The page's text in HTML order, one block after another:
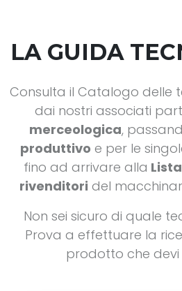
LA GUIDA
Consulta il Catalogo delle
dai nostri associati
merceologica,
produttivo e per le
fino ad arrivare alla
rivenditori del
Non sei sicuro di quale
Prova a effettuare la
prodotto che devi